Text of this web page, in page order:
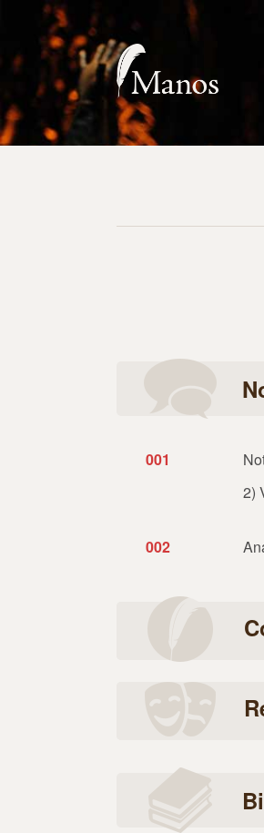
001
2)
002